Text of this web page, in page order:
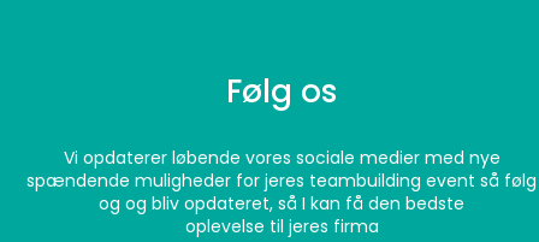
Følg os
Vi opdaterer løbende vores sociale medier med nye
spændende muligheder for jeres teambuilding event så følg
og og bliv opdateret, så I kan få den bedste
oplevelse til jeres firma